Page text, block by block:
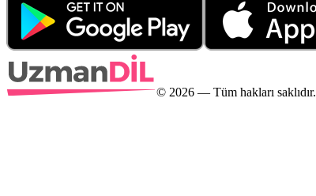
© 2026 — Tüm hakları saklıdır.